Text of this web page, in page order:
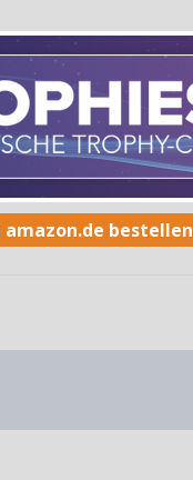
amazon.de bestellen